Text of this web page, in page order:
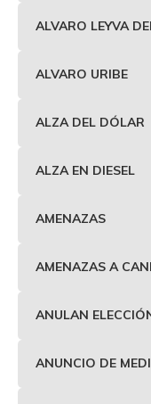
ALVARO LEYVA
ALVARO URIBE
ALZA DEL DÓLAR
ALZA EN DIESEL
AMENAZAS
AMENAZAS A
ANULAN
ANUNCIO DE